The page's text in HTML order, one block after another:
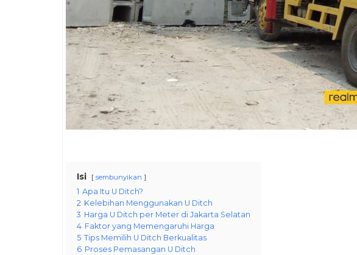
Isi sembunyikan
1 Apa Itu U Ditch?
2 Kelebihan Menggunakan U Ditch
3 Harga U Ditch per Meter di Jakarta Selatan
4 Faktor yang Memengaruhi Harga
5 Tips Memilih U Ditch Berkualitas
6 Proses Pemasangan U Ditch